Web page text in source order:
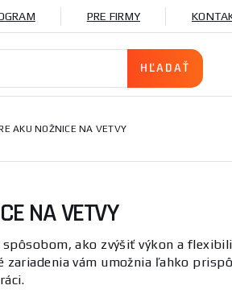
PRE FIRMY
AKU NOŽNICE NA VETVY
NA VETVY
ako zvýšiť výkon a
zariadenia vám umožnia ľahko